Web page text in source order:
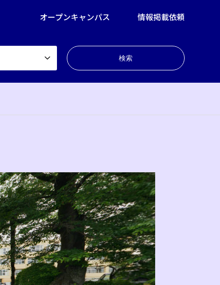
オープンキャンパス 情報掲載依頼